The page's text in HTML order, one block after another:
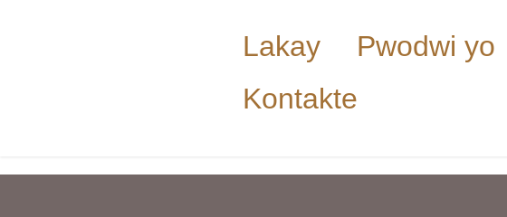
Lakay Pwodwi yo
Kontakte